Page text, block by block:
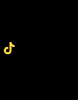
TikTok